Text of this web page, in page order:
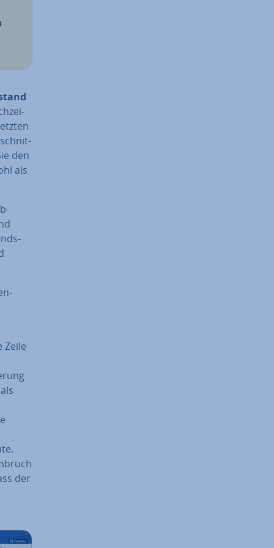
den
als
Zeile
der